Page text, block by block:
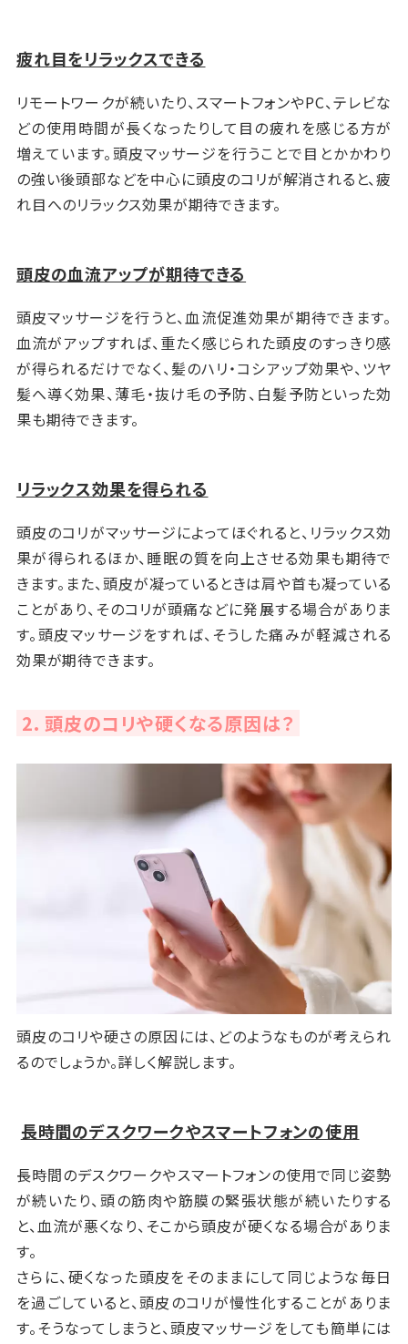
疲れ目をリラックスできる
リモートワークが続いたり、スマートフォンやPC、テレビな
どの使用時間が長くなったりして目の疲れを感じる方が
増えています。頭皮マッサージを行うことで目とかかわり
の強い後頭部などを中心に頭皮のコリが解消されると、疲
れ目へのリラックス効果が期待できます。
頭皮の血流アップが期待できる
頭皮マッサージを行うと、血流促進効果が期待できます。
血流がアップすれば、重たく感じられた頭皮のすっきり感
が得られるだけでなく、髪のハリ・コシアップ効果や、ツヤ
髪へ導く効果、薄毛・抜け毛の予防、白髪予防といった効
果も期待できます。
リラックス効果を得られる
頭皮のコリがマッサージによってほぐれると、リラックス効
果が得られるほか、睡眠の質を向上させる効果も期待で
きます。また、頭皮が凝っているときは肩や首も凝っている
ことがあり、そのコリが頭痛などに発展する場合がありま
す。頭皮マッサージをすれば、そうした痛みが軽減される
効果が期待できます。
2. 頭皮のコリや硬くなる原因は？
頭皮のコリや硬さの原因には、どのようなものが考えられ
るのでしょうか。詳しく解説します。
長時間のデスクワークやスマートフォンの使用
長時間のデスクワークやスマートフォンの使用で同じ姿勢
が続いたり、頭の筋肉や筋膜の緊張状態が続いたりする
と、血流が悪くなり、そこから頭皮が硬くなる場合がありま
す。
さらに、硬くなった頭皮をそのままにして同じような毎日
を過ごしていると、頭皮のコリが慢性化することがありま
す。そうなってしまうと、頭皮マッサージをしても簡単には